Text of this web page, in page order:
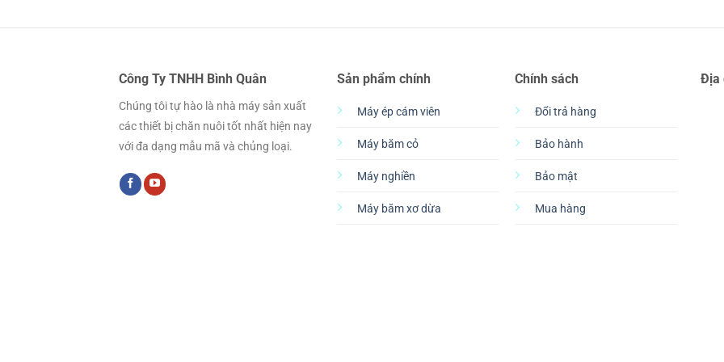
Công Ty TNHH Bình Quân
Chúng tôi tự hào là nhà máy sản xuất
các thiết bị chăn nuôi tốt nhất hiện nay
với đa dạng mẫu mã và chủng loại.
Sản phẩm chính
Máy ép cám viên
Máy băm cỏ
Máy nghiền
Máy băm xơ dừa
Chính sách
Đổi trả hàng
Bảo hành
Bảo mật
Mua hàng
Địa